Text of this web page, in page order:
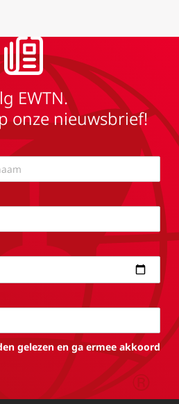
EWTN.
onze nieuwsbrief!
gelezen en ga ermee akkoord